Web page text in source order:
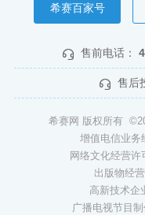
希赛百家号
售前电话：
售后
希赛网 版权所有
增值电信业务
网络文化经营许
出版物经
高新技术企
广播电视节目